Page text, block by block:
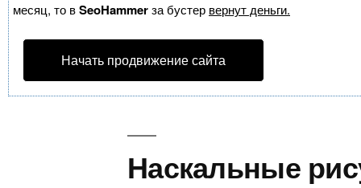
месяц, то вSeoHammerза бустер вернут деньги.
Начать продвижение сайта
Наскальные